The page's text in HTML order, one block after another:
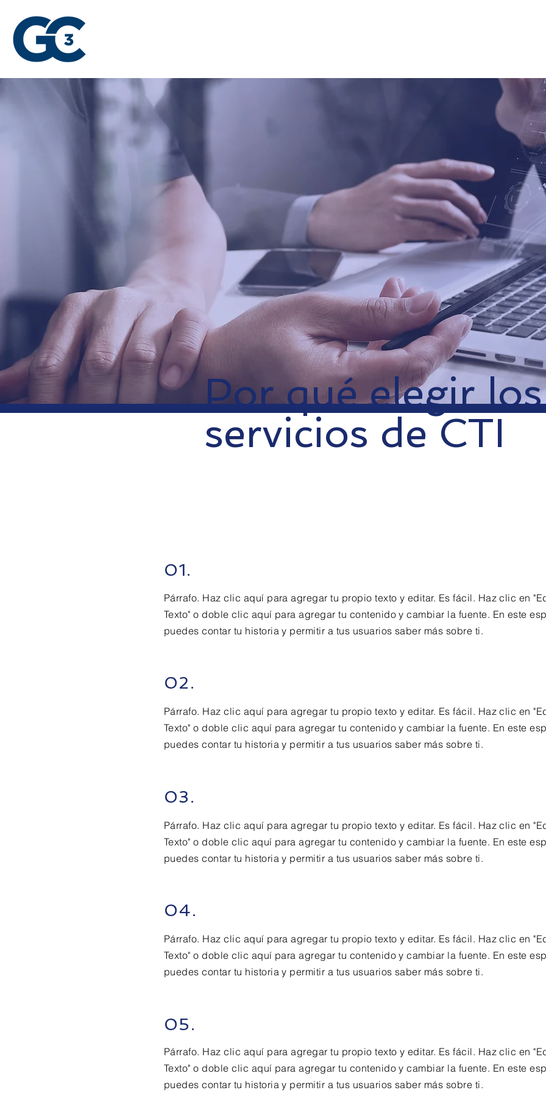
Por qué elegir los
servicios de CTI
01.
Párrafo. Haz clic aquí para agregar tu propio texto y editar. Es fácil. Haz clic en
Texto" o doble clic aquí para agregar tu contenido y cambiar la fuente. En este
puedes contar tu historia y permitir a tus usuarios saber más sobre ti.
02.
Párrafo. Haz clic aquí para agregar tu propio texto y editar. Es fácil. Haz clic en
Texto" o doble clic aquí para agregar tu contenido y cambiar la fuente. En este
puedes contar tu historia y permitir a tus usuarios saber más sobre ti.
03.
Párrafo. Haz clic aquí para agregar tu propio texto y editar. Es fácil. Haz clic en
Texto" o doble clic aquí para agregar tu contenido y cambiar la fuente. En este
puedes contar tu historia y permitir a tus usuarios saber más sobre ti.
04.
Párrafo. Haz clic aquí para agregar tu propio texto y editar. Es fácil. Haz clic en
Texto" o doble clic aquí para agregar tu contenido y cambiar la fuente. En este
puedes contar tu historia y permitir a tus usuarios saber más sobre ti.
05.
Párrafo. Haz clic aquí para agregar tu propio texto y editar. Es fácil. Haz clic en
Texto" o doble clic aquí para agregar tu contenido y cambiar la fuente. En este
puedes contar tu historia y permitir a tus usuarios saber más sobre ti.